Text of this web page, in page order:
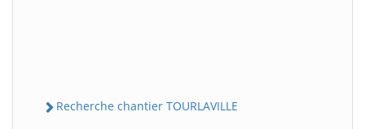
Recherche chantier TOURLAVILLE